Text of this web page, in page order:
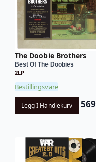
The Doobie Brothers
Best Of The Doobies
2LP
Bestillingsvare
Legg I Handlekurv 569